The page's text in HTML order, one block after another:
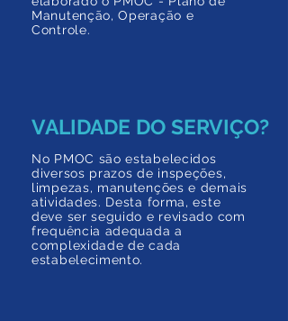
Manutenção, Operação e
Controle.
VALIDADE DO SERVIÇO?
No PMOC são estabelecidos
diversos prazos de inspeções,
limpezas, manutenções e demais
atividades. Desta forma, este
deve ser seguido e revisado com
frequência adequada a
complexidade de cada
estabelecimento.